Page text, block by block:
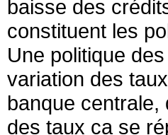
baisse des
constituent les
Une politique
variation des
banque
des taux ca se